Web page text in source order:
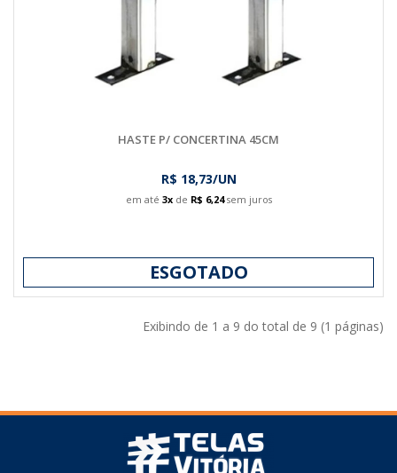
HASTE P/ CONCERTINA 45CM
R$ 18,73/UN
em até 3xde R$ 6,24sem juros
ESGOTADO
Exibindo de 1 a 9 do total de 9 (1 páginas)